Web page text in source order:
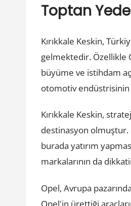
Toptan
Kırıkkale Keskin,
gelmektedir. Özellikle
büyüme ve istihdam
otomotiv endüstrisinin
Kırıkkale Keskin,
destinasyon olmuştur.
burada yatırım
markalarının da
Opel, Avrupa
Opel'in ürettiği